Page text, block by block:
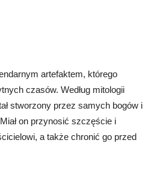
artefaktem, którego
czasów. Według mitologii
stworzony przez samych bogów i
on przynosić szczęście i
a także chronić go przed